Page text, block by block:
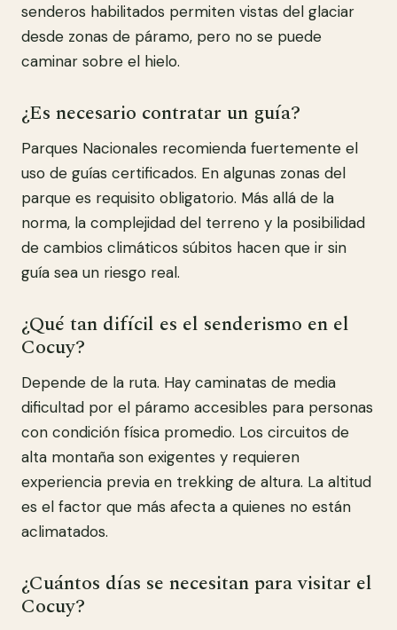
senderos habilitados permiten vistas del glaciar
desde zonas de páramo, pero no se puede
caminar sobre el hielo.
¿Es necesario contratar un guía?
Parques Nacionales recomienda fuertemente el
uso de guías certificados. En algunas zonas del
parque es requisito obligatorio. Más allá de la
norma, la complejidad del terreno y la posibilidad
de cambios climáticos súbitos hacen que ir sin
guía sea un riesgo real.
¿Qué tan difícil es el senderismo en el
Cocuy?
Depende de la ruta. Hay caminatas de media
dificultad por el páramo accesibles para personas
con condición física promedio. Los circuitos de
alta montaña son exigentes y requieren
experiencia previa en trekking de altura. La altitud
es el factor que más afecta a quienes no están
aclimatados.
¿Cuántos días se necesitan para visitar el
Cocuy?